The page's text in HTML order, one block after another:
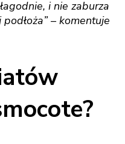
i nie zaburza
– komentuje